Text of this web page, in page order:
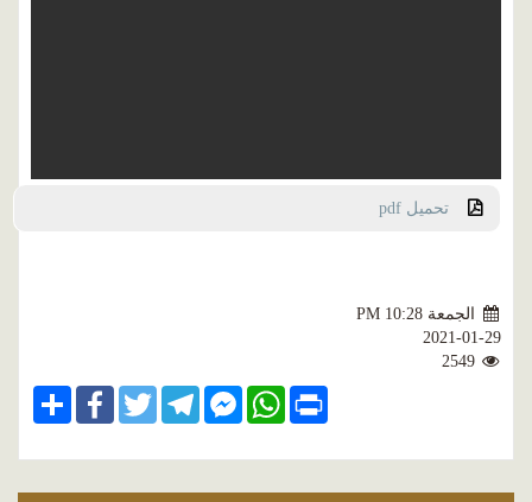
تحميل pdf
الجمعة PM 10:28
2021-01-29
ShareFacebookTwitterTelegramFacebook
Messenger
WhatsApp Print